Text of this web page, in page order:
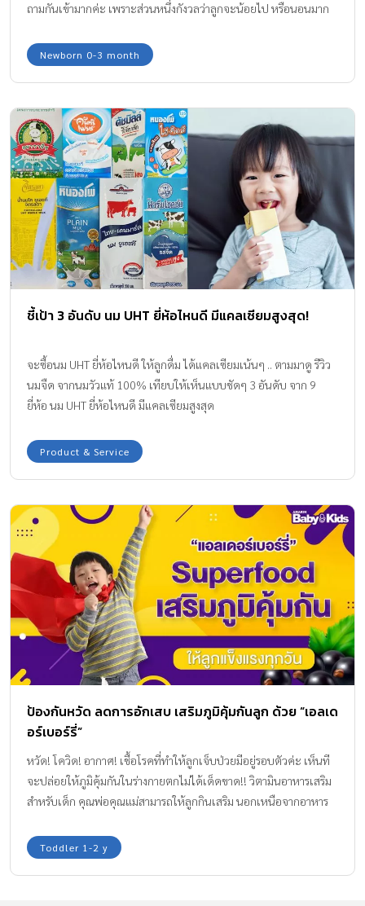
ถามกันเข้ามากค่ะ เพราะส่วนหนึ่งกังวลว่าลูกจะน้อยไป หรือนอนมาก
กันให้ค่ะ
Newborn 0-3 month
ชี้เป้า 3 อันดับ นม UHT ยี่ห้อไหนดี มีแคลเซียมสูงสุด!
จะซื้อนม UHT ยี่ห้อไหนดี ให้ลูกดื่ม ได้แคลเซียมเน้นๆ .. ตามมาดู รีวิว
นมจืด จากนมวัวแท้ 100% เทียบให้เห็นแบบชัดๆ 3 อันดับ จาก 9
ยี่ห้อ นม UHT ยี่ห้อไหนดี มีแคลเซียมสูงสุด
Product & Service
ป้องกันหวัด ลดการอักเสบ เสริมภูมิคุ้มกันลูก ด้วย “เอลเด
อร์เบอร์รี่”
หวัด! โควิด! อากาศ! เชื้อโรคที่ทำให้ลูกเจ็บป่วยมีอยู่รอบตัวค่ะ เห็นที
จะปล่อยให้ภูมิคุ้มกันในร่างกายตกไม่ได้เด็ดขาด!! วิตามินอาหารเสริม
สำหรับเด็ก คุณพ่อคุณแม่สามารถให้ลูกกินเสริม นอกเหนือจากอาหาร
วิตามินเสริมภูมิคุ้มกัน ที่สกัดจากผลไม้มหัศจรรย์ “เอลเดอร์เบอร์รี่
Elderberry” มาแนะนำให้ค่ะ
Toddler 1-2 y